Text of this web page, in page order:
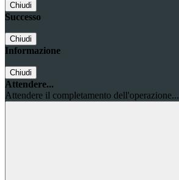
Chiudi
Successo
Chiudi
Informazione
Chiudi
Attendere...
Attendere il completamento dell'operazione...